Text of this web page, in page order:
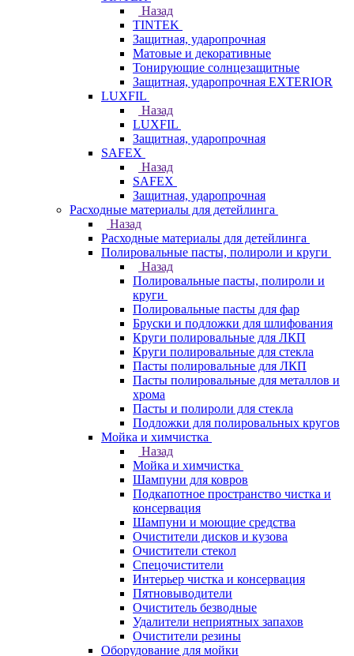
Назад
TINTEK
Защитная, ударопрочная
Матовые и декоративные
Тонирующие солнцезащитные
Защитная, ударопрочная EXTERIOR
LUXFIL
Назад
LUXFIL
Защитная, ударопрочная
SAFEX
Назад
SAFEX
Защитная, ударопрочная
Расходные материалы для детейлинга
Назад
Расходные материалы для детейлинга
Полировальные пасты, полироли и круги
Назад
Полировальные пасты, полироли и
круги
Полировальные пасты для фар
Бруски и подложки для шлифования
Круги полировальные для ЛКП
Круги полировальные для стекла
Пасты полировальные для ЛКП
Пасты полировальные для металлов и
хрома
Пасты и полироли для стекла
Подложки для полировальных кругов
Мойка и химчистка
Назад
Мойка и химчистка
Шампуни для ковров
Подкапотное пространство чистка и
консервация
Шампуни и моющие средства
Очистители дисков и кузова
Очистители стекол
Спецочистители
Интерьер чистка и консервация
Пятновыводители
Очиститель безводные
Удалители неприятных запахов
Очистители резины
Оборудование для мойки